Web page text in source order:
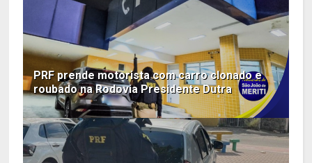
PRF prende motorista com carro clonado e
roubado na Rodovia Presidente Dutra